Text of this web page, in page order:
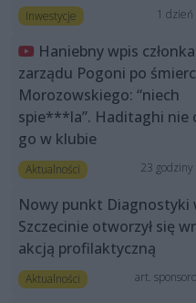
Inwestycje 1
Haniebny wpis członka
zarządu Pogoni po
Morozowskiego: “niech
spie***la”. Haditaghi nie
go w klubie
Aktualności 23
Nowy punkt Diagnostyki
Szczecinie otworzył się
akcją profilaktyczną
Aktualności art.